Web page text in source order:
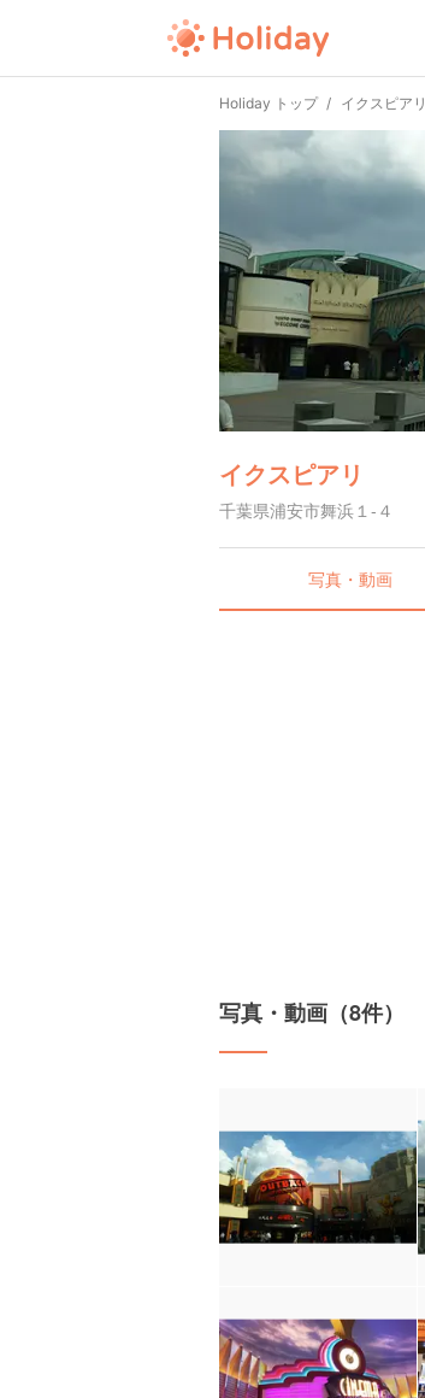
Holiday トップ イクスピアリ
イクスピアリ
千葉県浦安市舞浜１-４
写真・動画
写真・動画（8件）